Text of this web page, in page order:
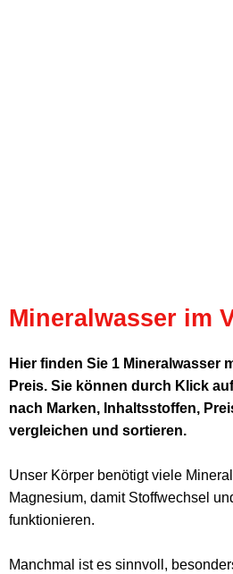
Mineralwasser im
Hier finden Sie 1 Mineralwasser
Preis. Sie können durch Klick
nach Marken, Inhaltsstoffen,
vergleichen und sortieren.
Unser Körper benötigt viele
Magnesium, damit Stoffwechsel
funktionieren.
Manchmal ist es sinnvoll,